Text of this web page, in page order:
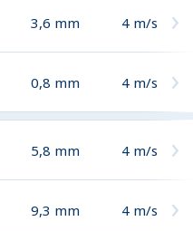
3,6 mm 4 m/s
0,8 mm 4 m/s
5,8 mm 4 m/s
9,3 mm 4 m/s